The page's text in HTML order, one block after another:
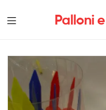
Palloni
Menu